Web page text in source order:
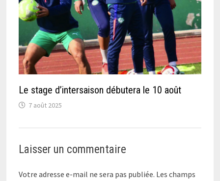
Le stage d’intersaison débutera le 10 août
7 août 2025
Laisser un commentaire
Votre adresse e-mail ne sera pas publiée. Les champs